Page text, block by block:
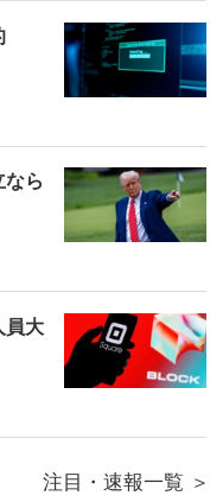
なら
員大
注目・速報一覧